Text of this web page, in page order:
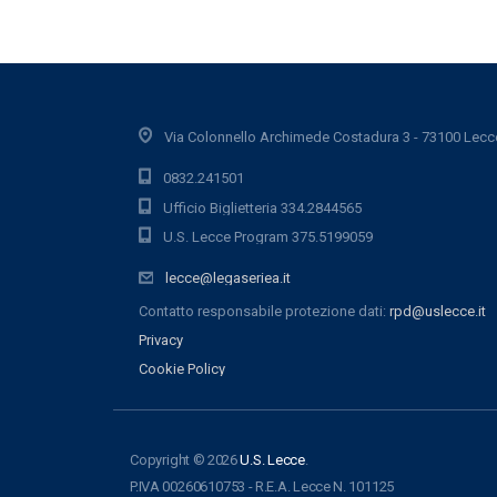
Via Colonnello Archimede Costadura 3 - 73100
0832.241501
Ufficio Biglietteria 334.2844565
U.S. Lecce Program 375.5199059
lecce@legaseriea.it
Contatto responsabile protezione dati: rpd@uslecce.it
Privacy
Cookie Policy
Copyright © 2026U.S. Lecce.
P.IVA 00260610753 - R.E.A. Lecce N. 101125